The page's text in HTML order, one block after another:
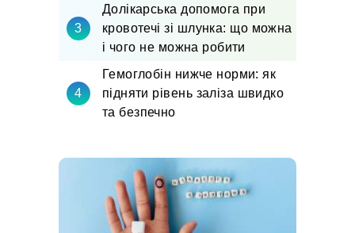
Долікарська допомога при
кровотечі зі шлунка: що можна
і чого не можна робити
Гемоглобін нижче норми: як
підняти рівень заліза швидко
та безпечно